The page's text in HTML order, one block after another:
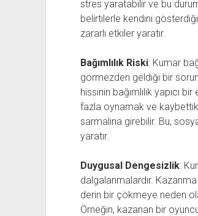
stres yaratabilir ve bu
belirtilerle kendini
zararlı etkiler yaratır.
Bağımlılık Riski: Kumar
görmezden geldiği bir
hissinin bağımlılık yapıcı
fazla oynamak ve
sarmalına girebilir. Bu,
yaratır.
Duygusal Dengesizlik:
dalgalanmalardır.
derin bir çökmeye neden
Örneğin, kazanan bir